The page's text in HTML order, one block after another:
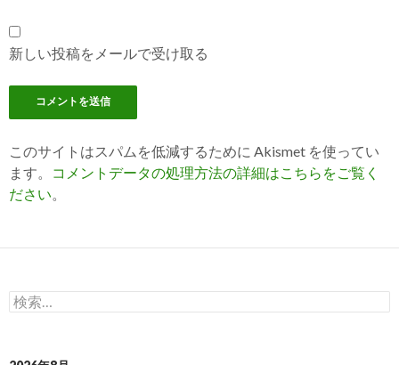
新しい投稿をメールで受け取る
このサイトはスパムを低減するために Akismet を使ってい
ます。
コメントデータの処理方法の詳細はこちらをご覧く
ださい。
検
索: